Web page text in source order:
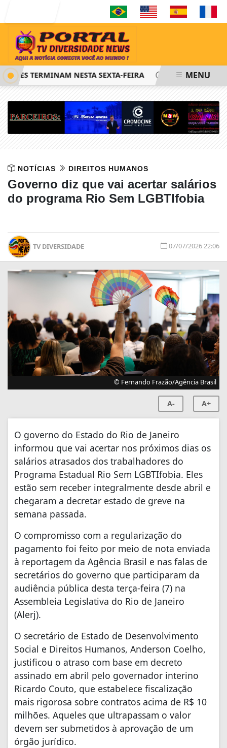
TERMINAM NESTA SEXTA-FEIRA SAIBA COMO PEDIR
MENU
NOTÍCIAS DIREITOS HUMANOS
Governo diz que vai acertar salários
do programa Rio Sem LGBTIfobia
TV DIVERSIDADE 07/07/2026 22:06
© Fernando Frazão/Agência Brasil
A- A+
O governo do Estado do Rio de Janeiro
informou que vai acertar nos próximos dias os
salários atrasados dos trabalhadores do
Programa Estadual Rio Sem LGBTIfobia. Eles
estão sem receber integralmente desde abril e
chegaram a decretar estado de greve na
semana passada.
O compromisso com a regularização do
pagamento foi feito por meio de nota enviada
à reportagem da Agência Brasil e nas falas de
secretários do governo que participaram da
audiência pública desta terça-feira (7) na
Assembleia Legislativa do Rio de Janeiro
(Alerj).
O secretário de Estado de Desenvolvimento
Social e Direitos Humanos, Anderson Coelho,
justificou o atraso com base em decreto
assinado em abril pelo governador interino
Ricardo Couto, que estabelece fiscalização
mais rigorosa sobre contratos acima de R$ 10
milhões. Aqueles que ultrapassam o valor
devem ser submetidos à aprovação de um
órgão jurídico.